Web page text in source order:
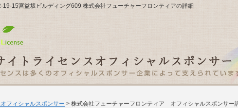
15宮益坂ビルディング609 株式会社フューチャーフロンティアの詳細
フィシャルスポンサー > 株式会社フューチャーフロンティア オフィシャルスポンサー